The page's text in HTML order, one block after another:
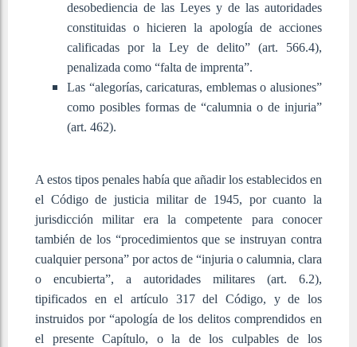
desobediencia de las Leyes y de las autoridades
constituidas o hicieren la apología de acciones
calificadas por la Ley de delito” (art. 566.4),
penalizada como “falta de imprenta”.
Las “alegorías, caricaturas, emblemas o alusiones”
como posibles formas de “calumnia o de injuria”
(art. 462).
A estos tipos penales había que añadir los establecidos en
el Código de justicia militar de 1945, por cuanto la
jurisdicción militar era la competente para conocer
también de los “procedimientos que se instruyan contra
cualquier persona” por actos de “injuria o calumnia, clara
o encubierta”, a autoridades militares (art. 6.2),
tipificados en el artículo 317 del Código, y de los
instruidos por “apología de los delitos comprendidos en
el presente Capítulo, o la de los culpables de los